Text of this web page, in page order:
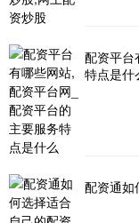
配资平台
特点是什
配资通如